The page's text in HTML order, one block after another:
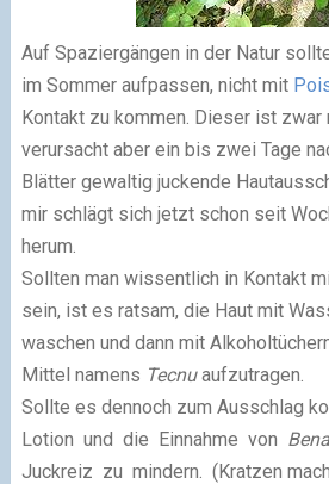
Auf Spaziergängen in der Natur
im Sommer aufpassen, nicht mit
Kontakt zu kommen. Dieser ist
verursacht aber ein bis zwei Tage
Blätter gewaltig juckende
mir schlägt sich jetzt schon seit
herum.
Sollten man wissentlich in Kontakt
sein, ist es ratsam, die Haut mit
waschen und dann mit
Mittel namens Tecnuaufzutragen.
Sollte es dennoch zum Ausschlag
Lotion und die Einnahme von
Juckreiz zu mindern. (Kratzen